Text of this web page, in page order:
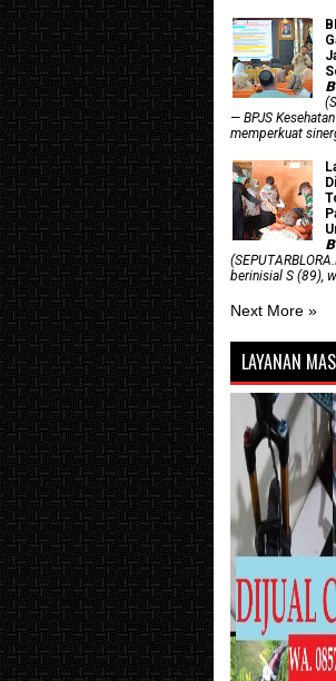
— BPJS
memperkuat
berinisial S (89),
Next More »
LAYANAN